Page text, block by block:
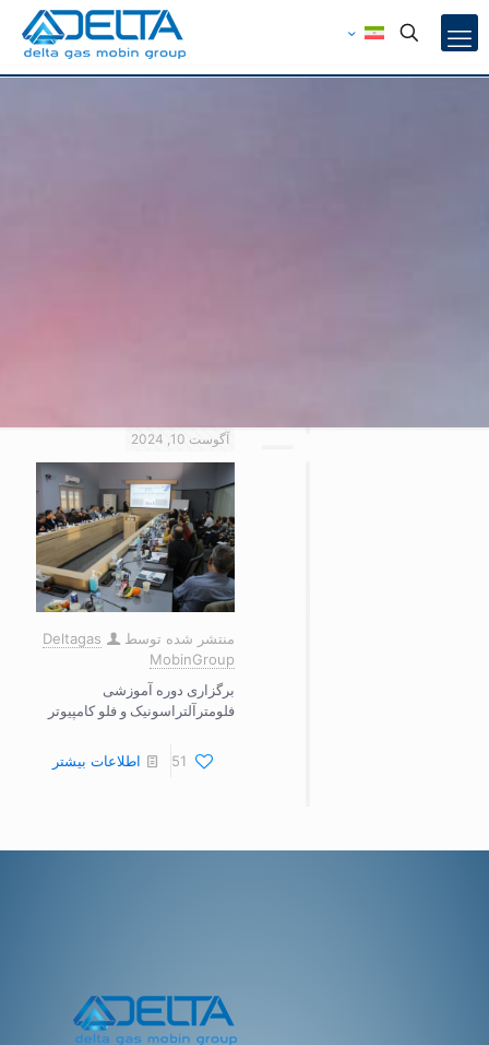
آگوست 10, 2024
منتشر شده توسط
Deltagas
MobinGroup
برگزاری دوره آموزشی
فلومترآلتراسونیک و فلو کامپیوتر
51 اطلاعات بیشتر